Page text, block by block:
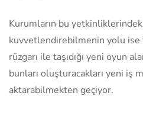
Kurumların bu
kuvvetlendirebilmenin yolu
rüzgarı ile taşıdığı yeni oyun
bunları oluşturacakları yeni iş
aktarabilmekten geçiyor.